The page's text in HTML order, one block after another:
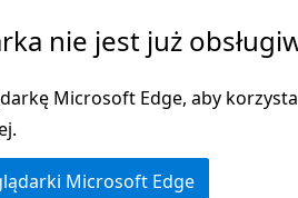
nie jest już
Microsoft Edge, aby
Microsoft Edge